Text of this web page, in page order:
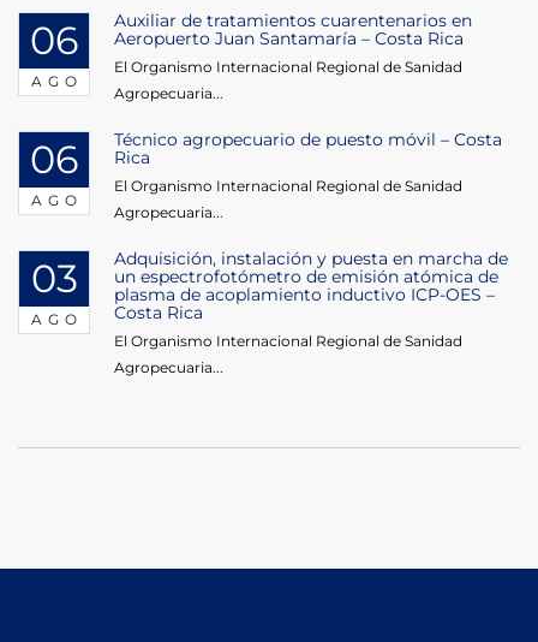
06
AGO
Auxiliar de tratamientos cuarentenarios en
Aeropuerto Juan Santamaría – Costa Rica
El Organismo Internacional Regional de Sanidad
Agropecuaria...
06
AGO
Técnico agropecuario de puesto móvil – Costa
Rica
El Organismo Internacional Regional de Sanidad
Agropecuaria...
03
AGO
Adquisición, instalación y puesta en marcha de
un espectrofotómetro de emisión atómica de
plasma de acoplamiento inductivo ICP-OES –
Costa Rica
El Organismo Internacional Regional de Sanidad
Agropecuaria...